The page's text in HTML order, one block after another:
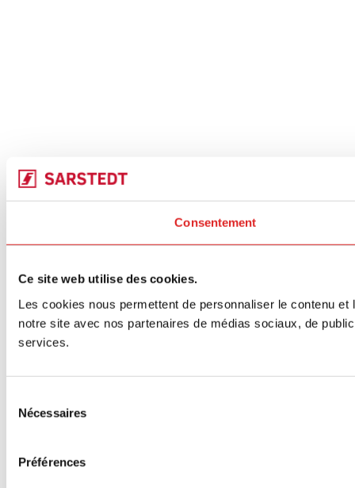
Consentement
Ce site web utilise des cookies.
Les cookies nous permettent de personnaliser le contenu
notre site avec nos partenaires de médias sociaux, de
services.
Nécessaires
Préférences